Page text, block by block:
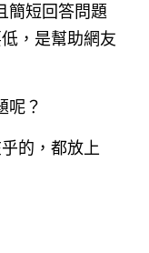
簡短回答問題
，是幫助網友
呢？
的，都放上